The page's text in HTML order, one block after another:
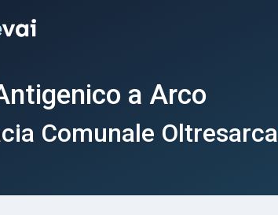
a Arco
Comunale Oltresarca